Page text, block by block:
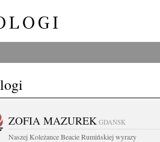
ZOFIA MAZUREK GDAŃSK
Naszej Koleżance Beacie Rumińskiej wyrazy